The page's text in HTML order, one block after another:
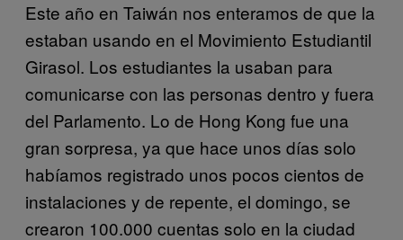
Este año en Taiwán nos enteramos de que la
estaban usando en el Movimiento Estudiantil
Girasol. Los estudiantes la usaban para
comunicarse con las personas dentro y fuera
del Parlamento. Lo de Hong Kong fue una
gran sorpresa, ya que hace unos días solo
habíamos registrado unos pocos cientos de
instalaciones y de repente, el domingo, se
crearon 100.000 cuentas solo en la ciudad